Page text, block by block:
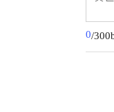
0/